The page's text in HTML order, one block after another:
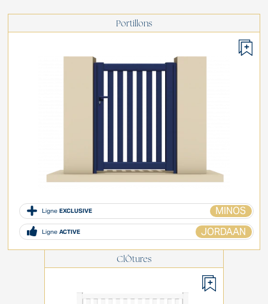
Portillons
Ligne EXCLUSIVE MINOS
Ligne ACTIVE JORDAAN
ClÔtures